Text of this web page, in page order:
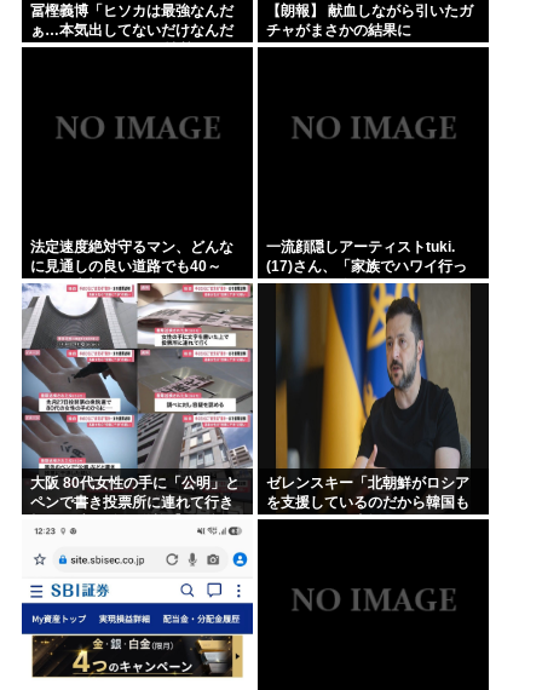
冨樫義博「ヒソカは最強なんだ
ぁ…本気出してないだけなんだ
ぁ…」 こいつのこの情熱なんな
【朗報】 献血しながら引いたガ
チャがまさかの結果に
法定速度絶対守るマン、どんな
に見通しの良い道路でも40～
60km以上出さない
一流顔隠しアーティストtuki.
(17)さん、「家族でハワイ行っ
てきたw」 自己顕示欲がどんど
ん抑えられなくなる
大阪 80代女性の手に「公明」と
ペンで書き投票所に連れて行き
ゼレンスキー「北朝鮮がロシア
を支援しているのだから韓国も
ウクライナを支援しろ」